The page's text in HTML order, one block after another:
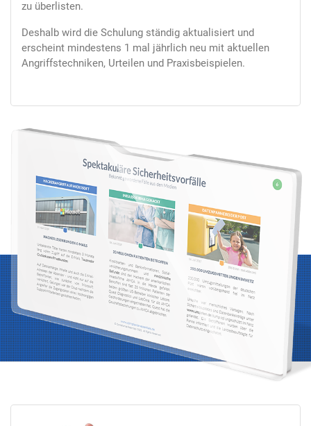
zu überlisten.
Deshalb wird die Schulung ständig aktualisiert und
erscheint mindestens 1 mal jährlich neu mit aktuellen
Angriffstechniken, Urteilen und Praxisbeispielen.